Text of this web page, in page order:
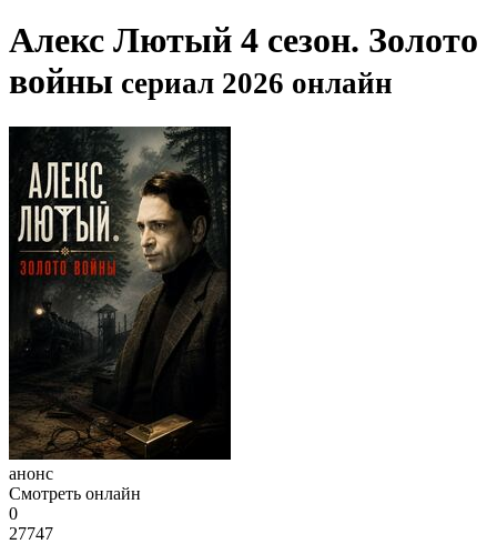
Алекс Лютый 4 сезон. Золото
войны сериал 2026 онлайн
анонс
Смотреть онлайн
0
27747